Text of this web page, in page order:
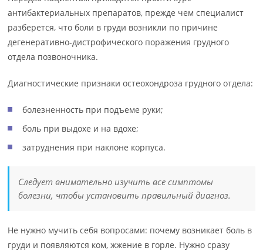
антибактериальных препаратов, прежде чем специалист
разберется, что боли в груди возникли по причине
дегенеративно-дистрофического поражения грудного
отдела позвоночника.
Диагностические признаки остеохондроза грудного отдела:
болезненность при подъеме руки;
боль при выдохе и на вдохе;
затруднения при наклоне корпуса.
Следует внимательно изучить все симптомы
болезни, чтобы установить правильный диагноз.
Не нужно мучить себя вопросами: почему возникает боль в
груди и появляются ком, жжение в горле. Нужно сразу